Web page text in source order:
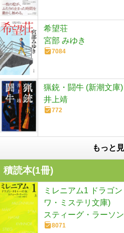
希望荘
宮部 みゆき
7084
猟銃・闘牛 (新潮文庫)
井上靖
772
もっと
積読本(1冊)
ミレニアム1 ドラゴ
ワ・ミステリ文庫)
スティーグ・ラーソン
8071